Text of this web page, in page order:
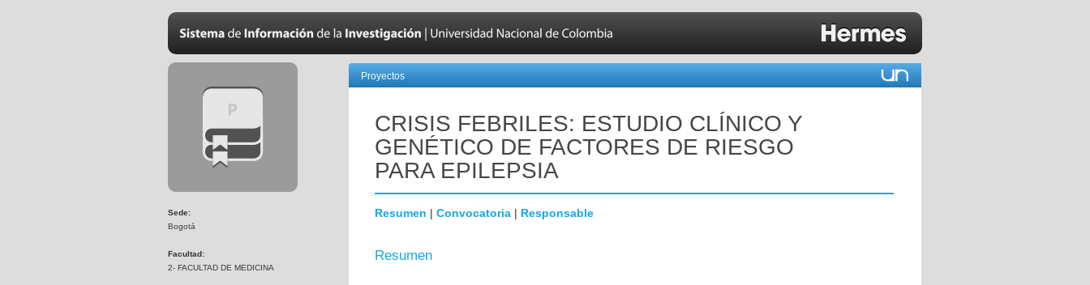
Sede:
Bogotá
Facultad:
2- FACULTAD DE MEDICINA
Proyectos
CRISIS FEBRILES: ESTUDIO CLÍNICO Y
GENÉTICO DE FACTORES DE RIESGO
PARA EPILEPSIA
Resumen | Convocatoria | Responsable
Resumen